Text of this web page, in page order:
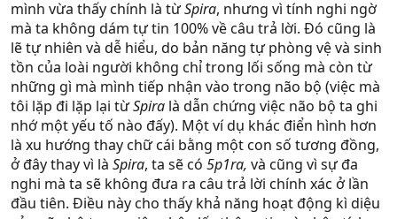
mình vừa thấy chính là từSpira, nhưng vì tính nghi ngờ
mà ta không dám tự tin 100% về câu trả lời. Đó cũng là
lẽ tự nhiên và dễ hiểu, do bản năng tự phòng vệ và sinh
tồn của loài người không chỉ trong lối sống mà còn từ
những gì mà mình tiếp nhận vào trong não bộ (việc mà
tôi lặp đi lặp lại từSpira là dẫn chứng việc não bộ ta ghi
nhớ một yếu tố nào đấy). Một ví dụ khác điển hình hơn
là xu hướng thay chữ cái bằng một con số tương đồng,
ở đây thay vì là Spira, ta sẽ có 5p1ra, và cũng vì sự đa
nghi mà ta sẽ không đưa ra câu trả lời chính xác ở lần
đầu tiên. Điều này cho thấy khả năng hoạt động kì diệu